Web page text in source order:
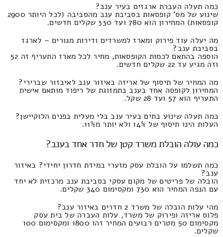
כמה תעלה העברת ארגזים בעיר ענב?
שינוע של מס' קופסאות בסביבת ענב מהסביבה (לכל היותר 2900
קופסאות) המחירון הוא 780 ועד 330 שקלים חדשים.
מה יעלה עוד פירוק ומארז למשרדים ודירות מגורים – לארגז
בסביבת ענב?
הוספה בהתאם לכמות הקופסאות, מחיר לכל מארז התעריף זה 52
וזה מגיע עד 22 שקלים חדשים.
מה המחיר של תיסוף של אריזה באיזור ענב לאיבזור שברירי?
המחירון לקופסה אחד בענב בתמזוגת של ריפוד מותאם אישית
התעריף הוא 57 ועד 28 שקל.
כמה תעלה שינוע בתים בעיר ענב בלי מעלית בפנים הלוקיישן?
העלות הינו תיסוף של 14% ולא יותר מ11%.
כמה עולה הובלת משרד קטן של חדר אחד בענב?
כמה תשלמו על הובלת עסק מזערי במידת חדרון יחידי? באיזור
ענב?
הובלה של פריטים של מקום עסקי בסביבת ענב מרכזית לא יחד
עם הנפה המחיר הוא 730 ומקסימום 340 שקלים.
מהי עלות הובלה של משרד 2 חדרים באיזור ענב?
פלוס אריזה ופירוק של משרד, עלות העברה של בית עסק
מקסימום 50 מטרים רבועים המחיר זהו 1800 ומקסימום 100
שקלים.